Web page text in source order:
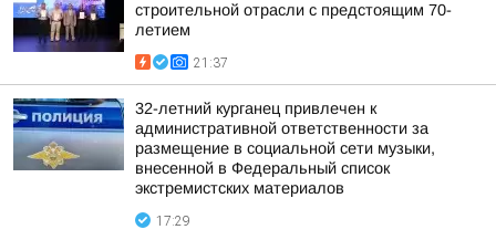
строительной отрасли с предстоящим 70-
летием
21:37
32-летний курганец привлечен к
административной ответственности за
размещение в социальной сети музыки,
внесенной в Федеральный список
экстремистских материалов
17:29